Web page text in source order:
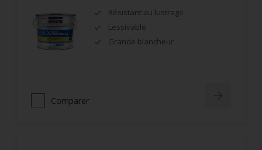
Résistant au lustrage
Lessivable
Grande blancheur
Comparer